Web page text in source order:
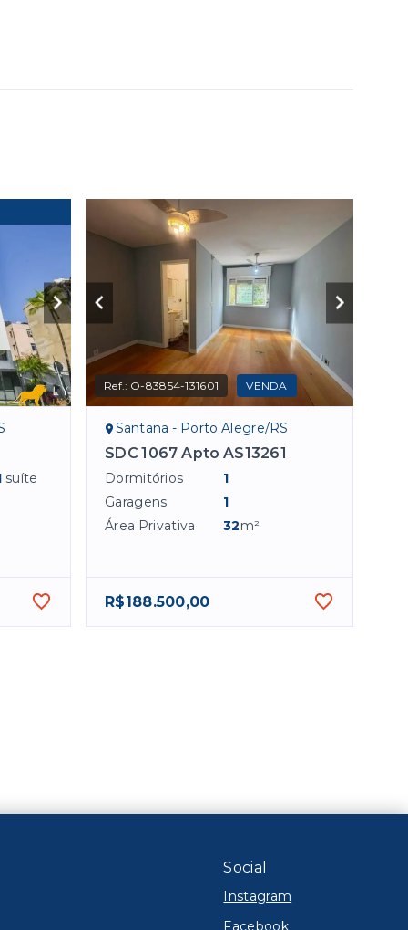
suíte
Ref.: O-83854-131601 VENDA
Santana - Porto Alegre/RS
SDC 1067 Apto AS13261
Dormitórios
1
Garagens
1
Área Privativa
32m²
R$188.500,00
Social
Instagram
Facebook